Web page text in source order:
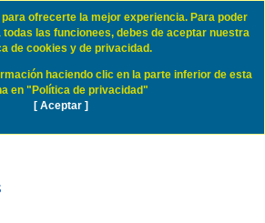
Cookies SD Eibar
ofrecerte la mejor experiencia. Para poder
las funcionees, debes de aceptar nuestra
de cookies y de privacidad.
haciendo clic en la parte inferior de esta
en "Política de privacidad"
[ Aceptar ]